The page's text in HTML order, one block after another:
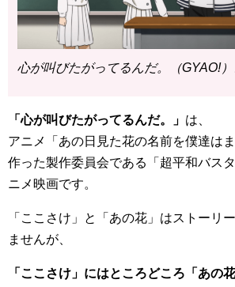
心が叫びたがってるんだ。（GYAO!）
「心が叫びたがってるんだ。」 は、
アニメ「あの日見た花の名前を僕達は
作った製作委員会である「超平和バス
ニメ映画です。
「ここさけ」と「あの花」はストーリ
ませんが、
「ここさけ」にはところどころ「あの